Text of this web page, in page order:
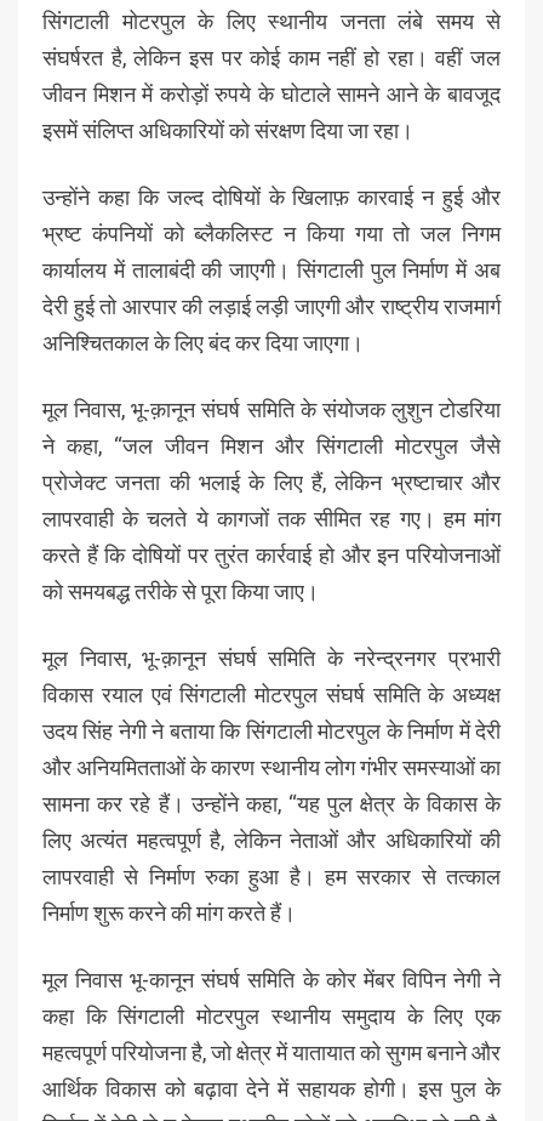
सिंगटाली मोटरपुल के लिए स्थानीय जनता लंबे समय से
संघर्षरत है, लेकिन इस पर कोई काम नहीं हो रहा। वहीं जल
जीवन मिशन में करोड़ों रुपये के घोटाले सामने आने के बावजूद
इसमें संलिप्त अधिकारियों को संरक्षण दिया जा रहा।
उन्होंने कहा कि जल्द दोषियों के खिलाफ़ कारवाई न हुई और
भ्रष्ट कंपनियों को ब्लैकलिस्ट न किया गया तो जल निगम
कार्यालय में तालाबंदी की जाएगी। सिंगटाली पुल निर्माण में अब
देरी हुई तो आरपार की लड़ाई लड़ी जाएगी और राष्ट्रीय राजमार्ग
अनिश्चितकाल के लिए बंद कर दिया जाएगा।
मूल निवास, भू-क़ानून संघर्ष समिति के संयोजक लुशुन टोडरिया
ने कहा, “जल जीवन मिशन और सिंगटाली मोटरपुल जैसे
प्रोजेक्ट जनता की भलाई के लिए हैं, लेकिन भ्रष्टाचार और
लापरवाही के चलते ये कागजों तक सीमित रह गए। हम मांग
करते हैं कि दोषियों पर तुरंत कार्रवाई हो और इन परियोजनाओं
को समयबद्ध तरीके से पूरा किया जाए।
मूल निवास, भू-क़ानून संघर्ष समिति के नरेन्द्रनगर प्रभारी
विकास रयाल एवं सिंगटाली मोटरपुल संघर्ष समिति के अध्यक्ष
उदय सिंह नेगी ने बताया कि सिंगटाली मोटरपुल के निर्माण में देरी
और अनियमितताओं के कारण स्थानीय लोग गंभीर समस्याओं का
सामना कर रहे हैं। उन्होंने कहा, “यह पुल क्षेत्र के विकास के
लिए अत्यंत महत्वपूर्ण है, लेकिन नेताओं और अधिकारियों की
लापरवाही से निर्माण रुका हुआ है। हम सरकार से तत्काल
निर्माण शुरू करने की मांग करते हैं।
मूल निवास भू-कानून संघर्ष समिति के कोर मेंबर विपिन नेगी ने
कहा कि सिंगटाली मोटरपुल स्थानीय समुदाय के लिए एक
महत्वपूर्ण परियोजना है, जो क्षेत्र में यातायात को सुगम बनाने और
आर्थिक विकास को बढ़ावा देने में सहायक होगी। इस पुल के